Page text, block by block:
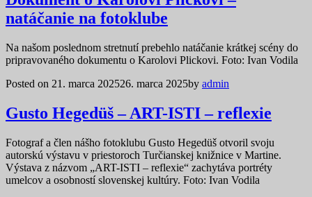
natáčanie na fotoklube
Na našom poslednom stretnutí prebehlo natáčanie krátkej scény do
pripravovaného dokumentu o Karolovi Plickovi. Foto: Ivan Vodila
Posted on 21. marca 202526. marca 2025by admin
Gusto Hegedüš – ART-ISTI – reflexie
Fotograf a člen nášho fotoklubu Gusto Hegedüš otvoril svoju
autorskú výstavu v priestoroch Turčianskej knižnice v Martine.
Výstava z názvom „ART-ISTI – reflexie“ zachytáva portréty
umelcov a osobností slovenskej kultúry. Foto: Ivan Vodila